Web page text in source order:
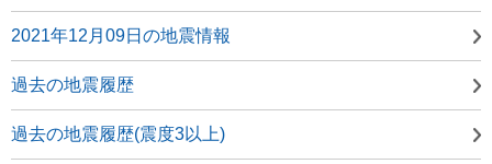
2021年12月09日の地震情報
過去の地震履歴
過去の地震履歴(震度3以上)